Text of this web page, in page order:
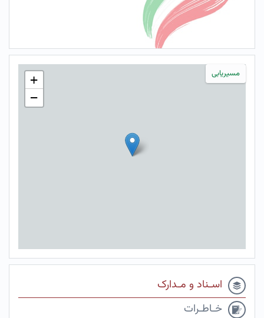
مسیریابی
+
−
اسـناد و مـدارک
خـاطـرات